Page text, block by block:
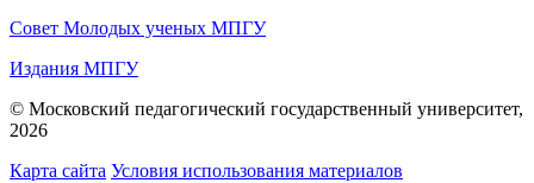
Совет Молодых ученых МПГУ
Издания МПГУ
© Московский педагогический государственный университет,
2026
Карта сайта Условия использования материалов